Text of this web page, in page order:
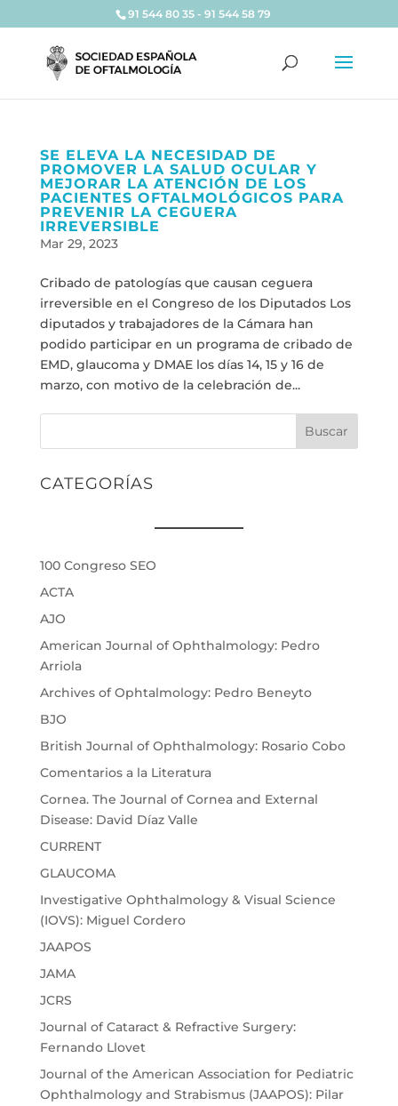
91 544 80 35 - 91 544 58 79
SE ELEVA LA NECESIDAD DE
PROMOVER LA SALUD OCULAR Y
MEJORAR LA ATENCIÓN DE LOS
PACIENTES OFTALMOLÓGICOS PARA
PREVENIR LA CEGUERA
IRREVERSIBLE
Mar 29, 2023
Cribado de patologías que causan ceguera
irreversible en el Congreso de los Diputados Los
diputados y trabajadores de la Cámara han
podido participar en un programa de cribado de
EMD, glaucoma y DMAE los días 14, 15 y 16 de
marzo, con motivo de la celebración de...
Buscar
CATEGORÍAS
100 Congreso SEO
ACTA
AJO
American Journal of Ophthalmology: Pedro
Arriola
Archives of Ophtalmology: Pedro Beneyto
BJO
British Journal of Ophthalmology: Rosario Cobo
Comentarios a la Literatura
Cornea. The Journal of Cornea and External
Disease: David Díaz Valle
CURRENT
GLAUCOMA
Investigative Ophthalmology & Visual Science
(IOVS): Miguel Cordero
JAAPOS
JAMA
JCRS
Journal of Cataract & Refractive Surgery:
Fernando Llovet
Journal of the American Association for Pediatric
Ophthalmology and Strabismus (JAAPOS): Pilar